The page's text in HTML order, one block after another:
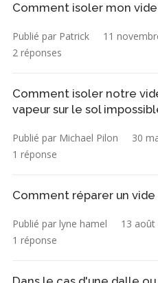
Comment isoler mon
Publié par Patrick 11
2 réponses
Comment isoler notre
vapeur sur le sol
Publié par Michael Pilon 30
1 réponse
Comment réparer un
Publié par lyne hamel 13 août
1 réponse